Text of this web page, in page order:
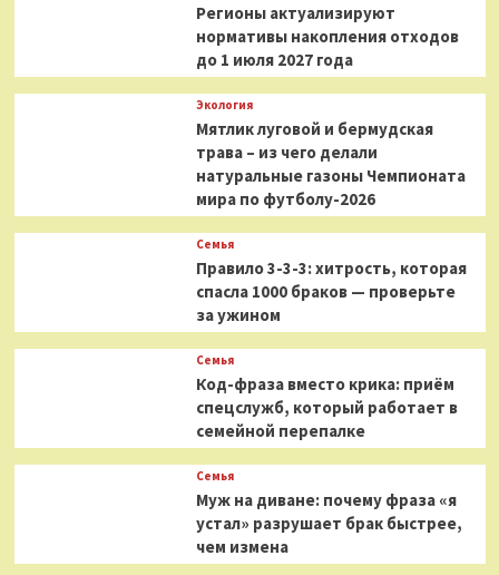
Регионы актуализируют
нормативы накопления отходов
до 1 июля 2027 года
Экология
Мятлик луговой и бермудская
трава – из чего делали
натуральные газоны Чемпионата
мира по футболу-2026
Семья
Правило 3-3-3: хитрость, которая
спасла 1000 браков — проверьте
за ужином
Семья
Код-фраза вместо крика: приём
спецслужб, который работает в
семейной перепалке
Семья
Муж на диване: почему фраза «я
устал» разрушает брак быстрее,
чем измена